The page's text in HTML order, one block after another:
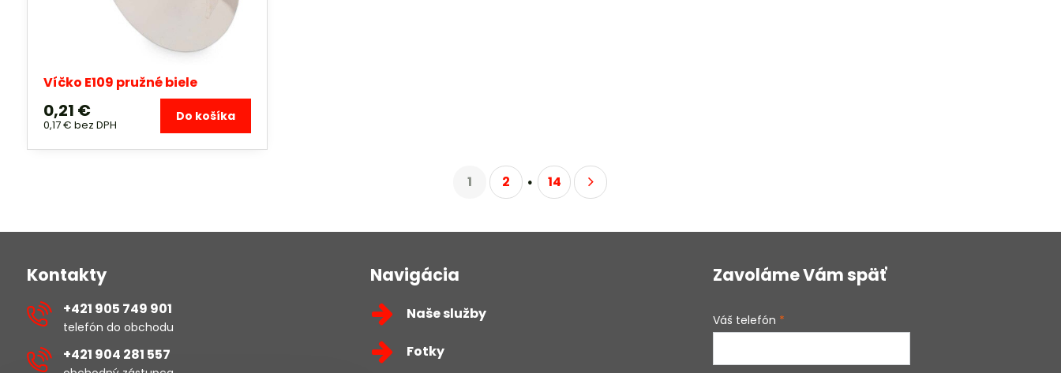
Víčko E109 pružné biele
0,21 €
0,17 € bez DPH
Do košíka
1 2 14
Kontakty
+421 905 749 901
telefón do obchodu
+421 904 281 557
Navigácia
Naše služby
Fotky
Zavoláme Vám späť
Váš telefón *